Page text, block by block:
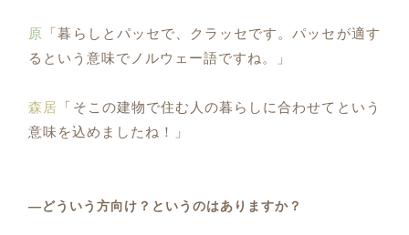
原 「暮らしとパッセで、クラッセです。パッセが適す
るという意味でノルウェー語ですね。」
森居 「そこの建物で住む人の暮らしに合わせてという
意味を込めましたね！」
―どういう方向け？というのはありますか？